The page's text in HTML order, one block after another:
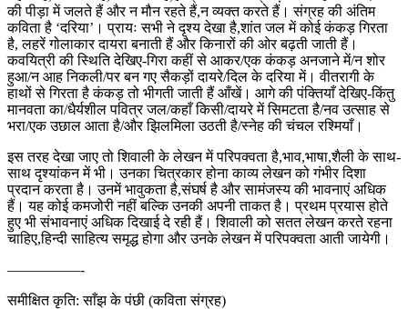
की पीड़ा में जलते हैं और न मौन रहते हैं,न व्यक्त करते हैं। संग्रह की अंतिम
कविता है ‘दरिया’। प्रायः सभी ने दृश्य देखा है,शांत जल में कोई कंकड़ गिरता
है, लहरें गोलाकार दायरा बनाती हैं और किनारों की ओर बढ़ती जाती हैं।
कवयित्री की स्थिति देखिए-गिरा कहीं से आकर/एक कंकड़ अनजाने में/न शोर
हुआ/न आह निकली/पर बन गए सैकड़ों दायरे/दिल के दरिया में। वीतरागी के
हाथों से गिरता है कंकड़ तो भीगती जाती हैं आँखें। आगे की पंक्तियाँ देखिए-किंतु
मानवता का/धैर्यशील पवित्र जल/कहाँ किसी/दायरे में सिमटता है/नव उत्साह से
भरा/एक उछाल आता है/और झिलमिला उठती है/स्नेह की चंचल रश्मियाँ।
इस तरह देखा जाए तो शिवाली के लेखन में परिपक्वता है,भाव,भाषा,शैली के साथ-
साथ दृश्यांकन में भी। उनका चित्रकार होना काव्य लेखन को गंभीर दिशा
प्रदान करता है। उनमें भावुकता है,संघर्ष है और सामंजस्य की भावनाएं अधिक
हैं। यह कोई कमजोरी नहीं बल्कि उनकी अपनी ताकत है। प्रथम प्रयास होते
हुए भी संभावनाएं अधिक दिखाई दे रही हैं। शिवाली को सतत लेखन करते रहना
चाहिए,हिन्दी साहित्य समृद्ध होगा और उनके लेखन में परिपक्वता आती जायेगी।
—————-
समीक्षित कृति: साँझ के पंछी (कविता संग्रह)